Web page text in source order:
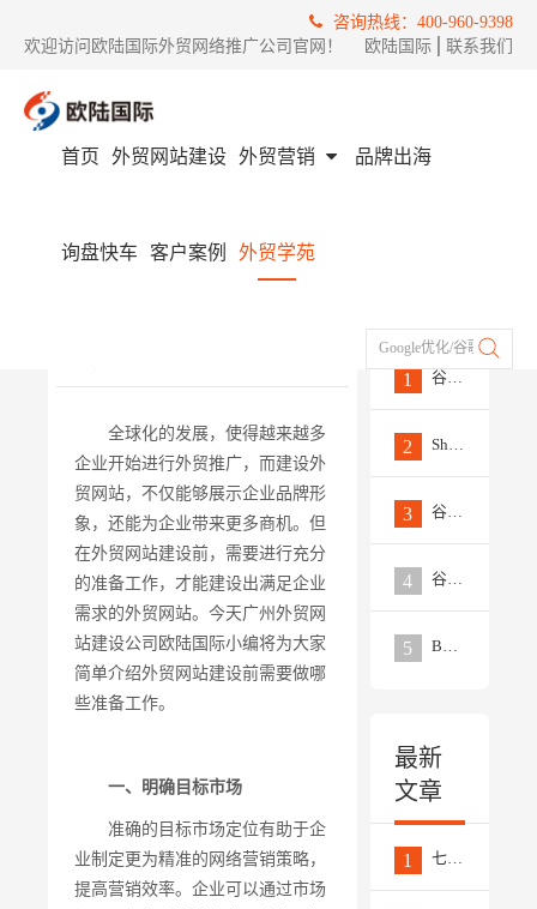
咨询热线：400-960-9398
欢迎访问欧陆国际外贸网络推广公司官网！
欧陆国际 联系我们
首页 外贸网站建设 外贸营销 品牌出海
询盘快车 客户案例 外贸学苑
Google优化/谷歌推广/
外贸网站建设前需要做哪些
全球化的发展，使得越来越多
企业开始进行外贸推广，而建设外
贸网站，不仅能够展示企业品牌形
象，还能为企业带来更多商机。但
在外贸网站建设前，需要进行充分
的准备工作，才能建设出满足企业
需求的外贸网站。今天广州外贸网
站建设公司欧陆国际小编将为大家
简单介绍外贸网站建设前需要做哪
些准备工作。
一、明确目标市场
准确的目标市场定位有助于企
业制定更为精准的网络营销策略，
提高营销效率。企业可以通过市场
1 谷歌SEO外链工具大全
2 Shopify建站｜店铺基本信息
3 谷歌优化方法之PPT资源优化
4 谷歌广告关键词类型
5 B2B外贸网站和B2C外贸网站的区别
最新
文章
1 七个非常实用的数据来分析竞争对手的Facebook推广策略